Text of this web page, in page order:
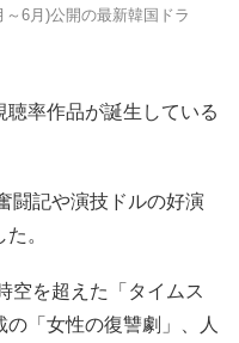
6月)公開の最新韓国ドラ
率作品が誕生している
闘記や演技ドルの好演
。
空を超えた「タイムス
「女性の復讐劇」、人